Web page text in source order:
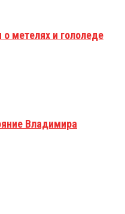
метелях и гололеде
Владимира